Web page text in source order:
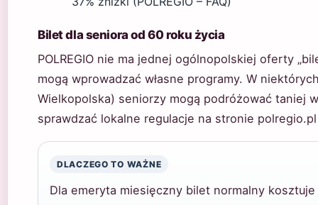
Bilet dla seniora od 60 roku życia
POLREGIO nie ma jednej ogólnopolskiej oferty
mogą wprowadzać własne programy. W
Wielkopolska) seniorzy mogą podróżować taniej
sprawdzać lokalne regulacje na stronie polregio.pl
DLACZEGO TO WAŻNE
Dla emeryta miesięczny bilet normalny kosztuje